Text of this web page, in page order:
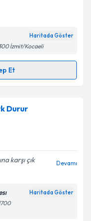
ilişkin
belirtilen
Haritada Göster
İzmit/Kocaeli
Et
için randevu takvimi
randevu almanız
posta ile
ilişkin
belirtilen
Durur
karşı çık
Devamı
Haritada Göster